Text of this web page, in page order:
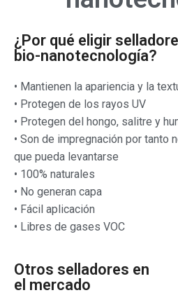
¿Por qué eligir
bio-nanotecnología?
• Mantienen la apariencia y la
• Protegen de los rayos UV
• Protegen del hongo, salitre y
• Son de impregnación por tanto
que pueda levantarse
• 100% naturales
• No generan capa
• Fácil aplicación
• Libres de gases VOC
Otros selladores en
el mercado